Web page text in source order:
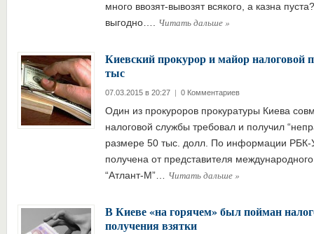
много ввозят-вывозят всякого, а казна
выгодно…. Читать дальше»
Киевский прокурор и майор налоговой
тыс
07.03.2015 в 20:27 | 0 Комментариев
Один из прокуроров прокуратуры Киева
налоговой службы требовал и получил
размере 50 тыс. долл. По информации РБК-
получена от представителя
“Атлант-М”… Читать дальше»
В Киеве «на горячем» был пойман
получения взятки